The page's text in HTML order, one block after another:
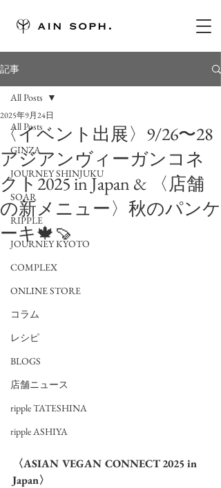
記事
All Posts
GINZA
JOURNEY SHINJUKU
SOAR
RIPPLE
JOURNEY KYOTO
COMPLEX
ONLINE STORE
コラム
レシピ
BLOGS
店舗ニュース
ripple TATESHINA
ripple ASHIYA
All Posts
〈イベント出展〉9/26〜28
アジアンヴィーガンコネ
クト2025 in Japan & 〈店舗
の新メニュー〉秋のパンケ
ーキ🍁🍠
2025年9月24日
〈ASIAN VEGAN CONNECT 2025 in
Japan〉